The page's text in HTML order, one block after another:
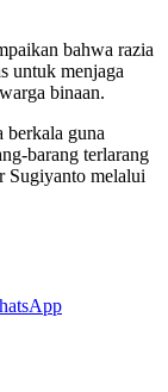
bahwa razia
untuk menjaga
binaan.
berkala guna
barang terlarang
Sugiyanto melalui